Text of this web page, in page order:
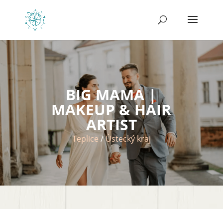
BIG MAMA |
MAKEUP & HAIR
ARTIST
Teplice /Ústecký kraj